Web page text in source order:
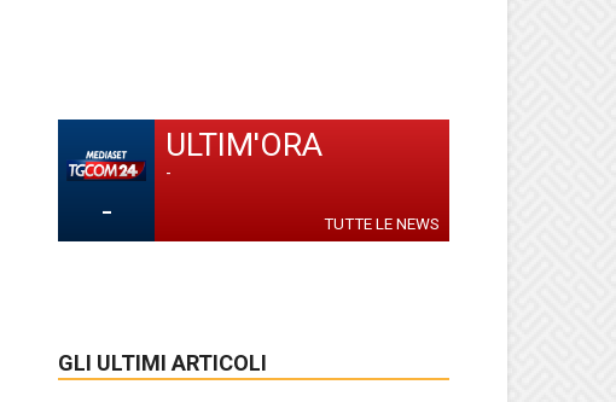
-
ULTIM'ORA
-
TUTTE LE NEWS
GLI ULTIMI ARTICOLI